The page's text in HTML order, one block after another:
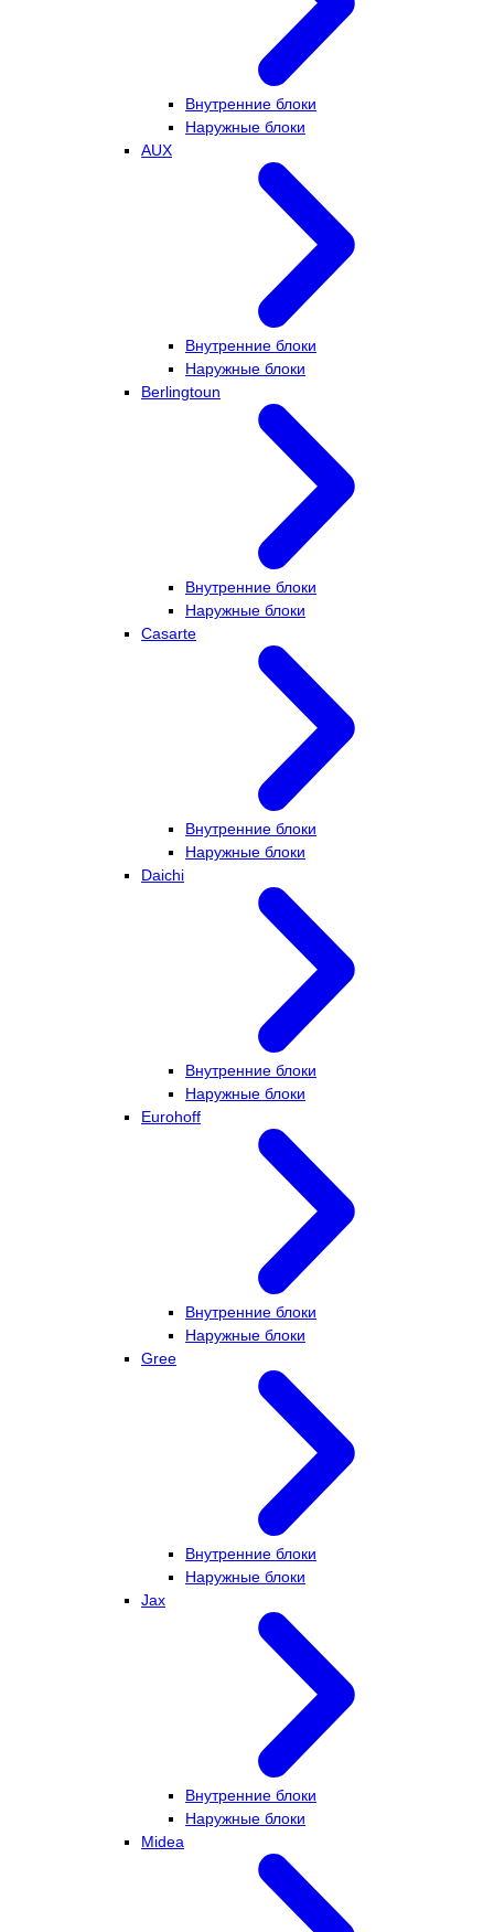
Внутренние блоки
Наружные блоки
AUX
Внутренние блоки
Наружные блоки
Berlingtoun
Внутренние блоки
Наружные блоки
Casarte
Внутренние блоки
Наружные блоки
Daichi
Внутренние блоки
Наружные блоки
Eurohoff
Внутренние блоки
Наружные блоки
Gree
Внутренние блоки
Наружные блоки
Jax
Внутренние блоки
Наружные блоки
Midea